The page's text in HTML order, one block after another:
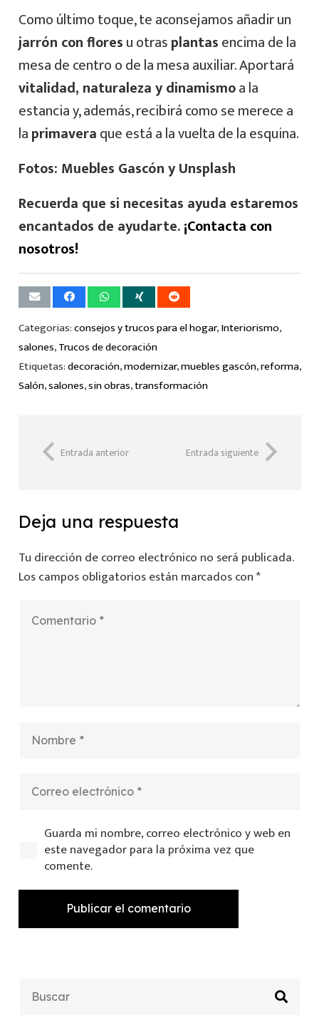
Como último toque, te aconsejamos añadir un
jarrón con floresu otrasplantasencima de la
mesa de centro o de la mesa auxiliar. Aportará
vitalidad, naturaleza y dinamismoa la
estancia y, además, recibirá como se merece a
laprimaveraque está a la vuelta de la esquina.
Fotos: Muebles Gascón y Unsplash
Recuerda que si necesitas ayuda estaremos
encantados de ayudarte.¡Contacta con
nosotros!
Categorias:consejos y trucos para el hogar,Interiorismo,
salones,Trucos de decoración
Etiquetas:decoración,modernizar,muebles gascón,reforma,
Salón,salones,sin obras,transformación
Entrada anterior Entrada siguiente
Deja una respuesta
Tu dirección de correo electrónico no será publicada.
Los campos obligatorios están marcados con*
Guarda mi nombre, correo electrónico y web en
este navegador para la próxima vez que
comente.
Publicar el comentario